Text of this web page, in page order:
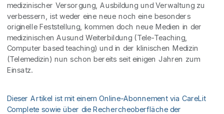
medizinischer Versorgung, Ausbildung und Verwaltung zu
verbessern, ist weder eine neue noch eine besonders
originelle Feststellung, kommen doch neue Medien in der
medizinischen Ausund Weiterbildung (Tele-Teaching,
Computer based teaching) und in der klinischen Medizin
(Telemedizin) nun schon bereits seit einigen Jahren zum
Einsatz.
Dieser Artikel ist mit einem Online-Abonnement via CareLit
Complete sowie über die Rechercheoberfläche der